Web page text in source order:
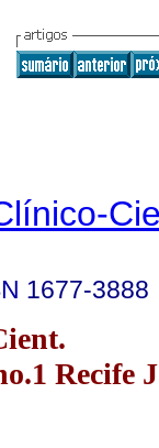
1677-3888
Recife